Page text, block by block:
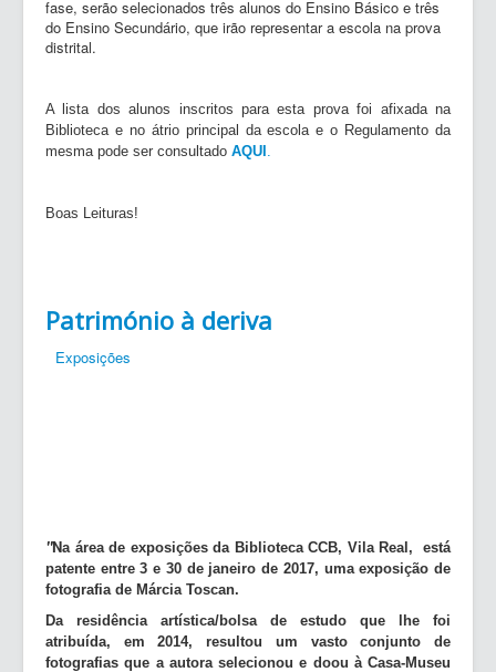
fase, serão selecionados três alunos do Ensino Básico e três
do Ensino Secundário, que irão representar a escola na prova
distrital.
A lista dos alunos inscritos para esta prova foi afixada na
Biblioteca e no átrio principal da escola e o Regulamento da
mesma pode ser consultado AQUI .
Boas Leituras!
Património à deriva
Exposições
"Na área de exposições da Biblioteca CCB, Vila Real, está
patente entre 3 e 30 de janeiro de 2017, uma exposição de
fotografia de Márcia Toscan.
Da residência artística/bolsa de estudo que lhe foi
atribuída, em 2014, resultou um vasto conjunto de
fotografias que a autora selecionou e doou à Casa-Museu